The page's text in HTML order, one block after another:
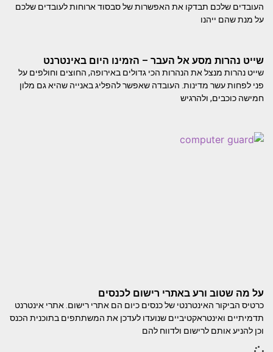
העובדים שלכם תבדקו את האפשרות של סבסוד ארוחות לעובדים שלכם
על מנת שהם ייהנו
שייט נהרות מסע אל העבר – הזמינו היום באינטרנט
שייט נהרות מנצל את הנהרות הכי גדולים באירופה, החוצים וחולפים על
פני לפחות עשר מדינות. העובדה שאפשר להפליג באנייה שהיא גם מלון
חמישה כוכבים, ולהרגיש
על מה שטוב ורע באתרי רישום לכנסים
כרטיס הביקור האינטרנטי של כנסים כיום הם אתרי רישום. אתרי אינטרנט
תדמיתיים ואינטראקטיביים שנועדו לעדכן את המשתתפים בתוכנית הכנס
וכן להניע אותם לרישום ולדווח להם